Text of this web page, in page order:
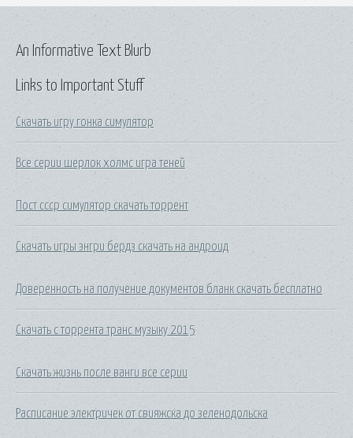
Links to Important Stuff
Скачать игру гонка симулятор
Все серии шерлок холмс игра теней
Пост ссср симулятор скачать торрент
Скачать игры энгри бердз скачать на андроид
Доверенность на получение документов бланк скачать бесплатно
Скачать с торрента транс музыку 2015
Скачать жизнь после ванги все серии
Расписание электричек от свияжска до зеленодольска
An Informative Text Blurb